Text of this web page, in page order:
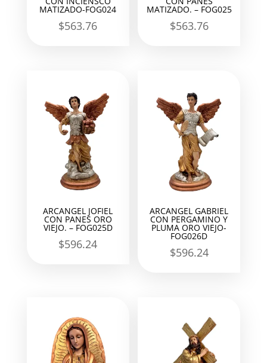
MATIZADO-FOG024
$563.76
MATIZADO. – FOG025
$563.76
ARCANGEL JOFIEL
CON PANES ORO
VIEJO. – FOG025D
$596.24
ARCANGEL GABRIEL
CON PERGAMINO Y
PLUMA ORO VIEJO-
FOG026D
$596.24